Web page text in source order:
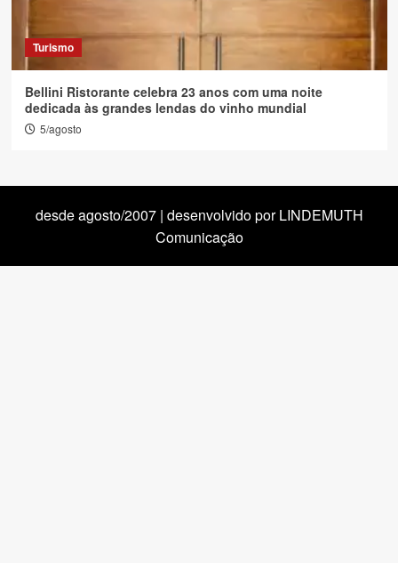
Turismo
Bellini Ristorante celebra 23 anos com uma noite
dedicada às grandes lendas do vinho mundial
5/agosto
desde agosto/2007 | desenvolvido por LINDEMUTH
Comunicação